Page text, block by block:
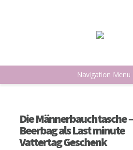
Navigation Menu
Die Männerbauchtasche –
Beerbag als Last minute
Vattertag Geschenk